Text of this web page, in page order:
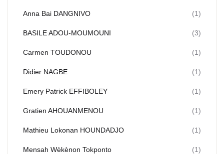
Anna Bai DANGNIVO (1)
BASILE ADOU-MOUMOUNI (3)
Carmen TOUDONOU (1)
Didier NAGBE (1)
Emery Patrick EFFIBOLEY (1)
Gratien AHOUANMENOU (1)
Mathieu Lokonan HOUNDADJO (1)
Mensah Wèkènon Tokponto (1)